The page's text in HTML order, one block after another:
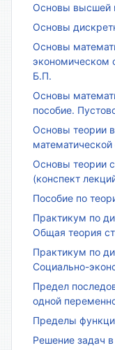
Основы высшей
Основы
Основы
экономическом
Б.П.
Основы
пособие.
Основы теории
Основы теории
(конспект
Пособие по
Практикум по
Общая теория
Практикум по
Социально-
Предел
одной
Пределы
Решение задач